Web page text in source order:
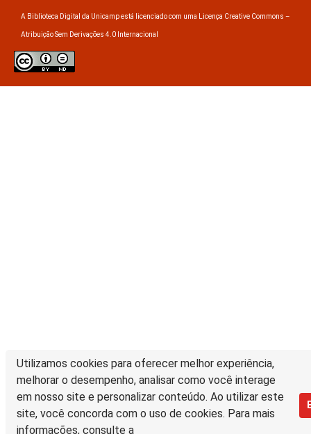
Utilizamos cookies para oferecer melhor experiência,
melhorar o desempenho, analisar como você interage
em nosso site e personalizar conteúdo. Ao utilizar este
site, você concorda com o uso de cookies. Para mais
informações, consulte a
A Biblioteca Digital da Unicamp está licenciado com uma Licença Creative Commons –
Atribuição Sem Derivações 4.0 Internacional